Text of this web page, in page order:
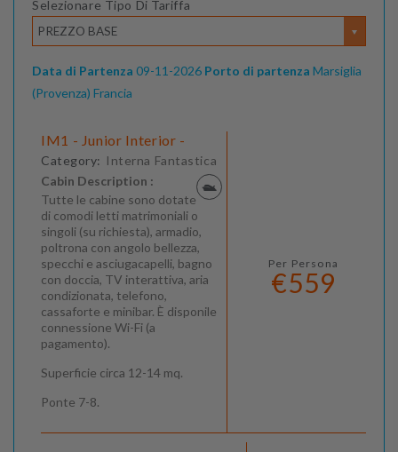
Selezionare Tipo Di Tariffa
PREZZO BASE
Data di Partenza 09-11-2026 Porto di partenza Marsiglia
(Provenza) Francia
IM1 - Junior Interior -
Category: Interna Fantastica
Cabin Description :
Tutte le cabine sono dotate
di comodi letti matrimoniali o
singoli (su richiesta), armadio,
poltrona con angolo bellezza,
specchi e asciugacapelli, bagno
con doccia, TV interattiva, aria
condizionata, telefono,
cassaforte e minibar. È disponile
connessione Wi-Fi (a
pagamento).
Superficie circa 12-14 mq.
Ponte 7-8.
Per Persona
€559